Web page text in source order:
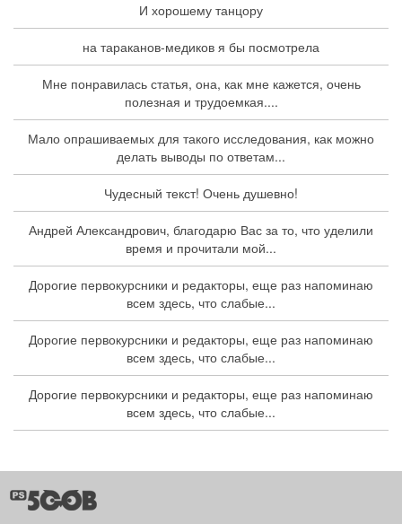
И хорошему танцору
на тараканов-медиков я бы посмотрела
Мне понравилась статья, она, как мне кажется, очень
полезная и трудоемкая....
Мало опрашиваемых для такого исследования, как можно
делать выводы по ответам...
Чудесный текст! Очень душевно!
Андрей Александрович, благодарю Вас за то, что уделили
время и прочитали мой...
Дорогие первокурсники и редакторы, еще раз напоминаю
всем здесь, что слабые...
Дорогие первокурсники и редакторы, еще раз напоминаю
всем здесь, что слабые...
Дорогие первокурсники и редакторы, еще раз напоминаю
всем здесь, что слабые...